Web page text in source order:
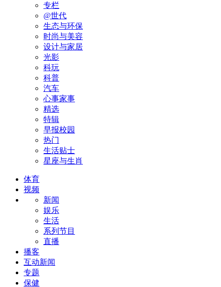
专栏
@世代
生态与环保
时尚与美容
设计与家居
光影
科玩
科普
汽车
心事家事
精选
特辑
早报校园
热门
生活贴士
星座与生肖
体育
视频
新闻
娱乐
生活
系列节目
直播
播客
互动新闻
专题
保健